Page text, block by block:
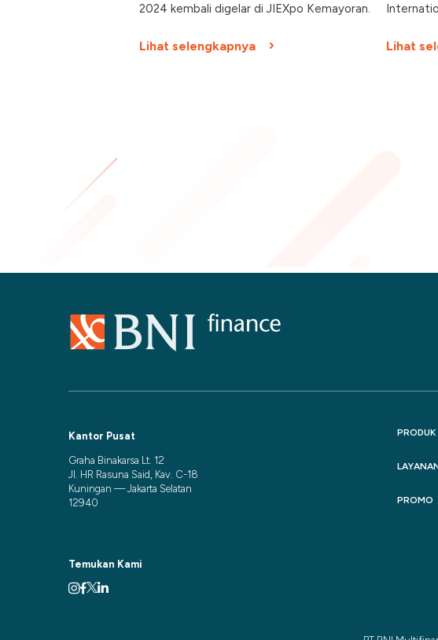
2024 kembali digelar di JIEXpo Kemayoran.
Lihat selengkapnya Lihat
Kantor Pusat
Graha Binakarsa Lt. 12
Jl. HR Rasuna Said, Kav. C-18
Kuningan — Jakarta Selatan
12940
PRODUK
PROMO
Temukan Kami